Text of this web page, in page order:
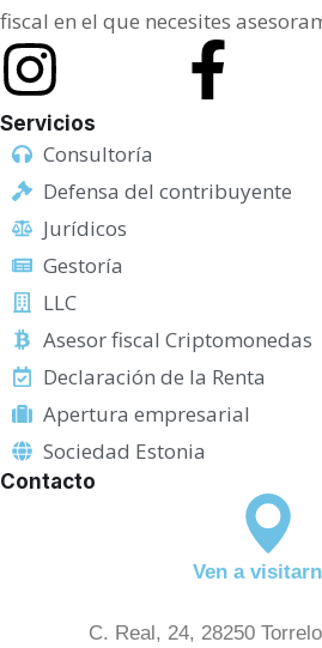
fiscal en el que necesites
Servicios
Consultoría
Defensa del contribuyente
Jurídicos
Gestoría
LLC
Asesor fiscal Criptomonedas
Declaración de la Renta
Apertura empresarial
Sociedad Estonia
Contacto
Ven a
C. Real, 24, 28250